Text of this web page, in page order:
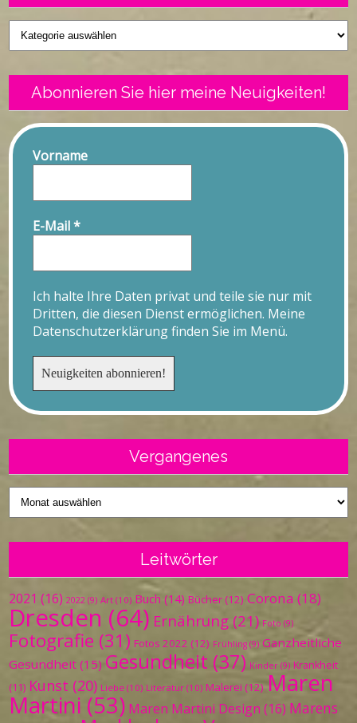
Geschriebenes
Abonnieren Sie hier meine Neuigkeiten!
Vorname
E-Mail*
Ich halte Ihre Daten privat und teile sie nur mit
Dritten, die diesen Dienst ermöglichen. Meine
Datenschutzerklärung finden Sie im Menü.
Vergangenes
Vergangenes
Leitwörter
2021 (16) 2022 (9) Art (10) Buch (14) Bücher (12) Corona (18)
Dresden (64) Ernährung (21) Foto (9)
Fotografie (31) Fotos 2022 (12) Frühling (9) Ganzheitliche
Gesundheit (15) Gesundheit (37) Kinder (9) Krankheit
(11) Kunst (20) Liebe (10) Literatur (10) Malerei (12) Maren
Martini (53) Maren Martini Design (16) Marens